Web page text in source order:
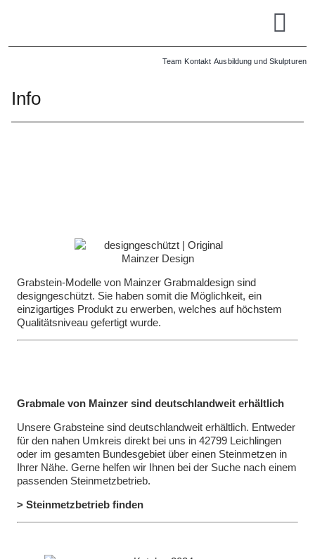
Grabsteine
Info
Team Kontakt Ausbildung und Skulpturen
Info
Grabstein-Modelle von Mainzer Grabmaldesign sind
designgeschützt. Sie haben somit die Möglichkeit, ein
einzigartiges Produkt zu erwerben, welches auf höchstem
Qualitätsniveau gefertigt wurde.
Grabmale von Mainzer sind deutschlandweit erhältlich
Unsere Grabsteine sind deutschlandweit erhältlich. Entweder
für den nahen Umkreis direkt bei uns in 42799 Leichlingen
oder im gesamten Bundesgebiet über einen Steinmetzen in
Ihrer Nähe. Gerne helfen wir Ihnen bei der Suche nach einem
passenden Steinmetzbetrieb.
> Steinmetzbetrieb finden